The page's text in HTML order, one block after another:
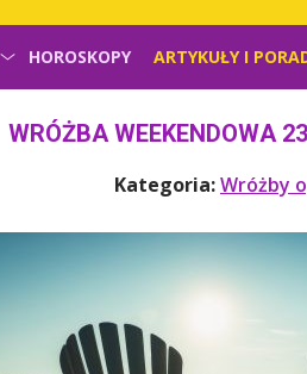
HOROSKOPY ARTYKUŁY I
WRÓŻBA WEEKENDOWA
Kategoria:Wróżby